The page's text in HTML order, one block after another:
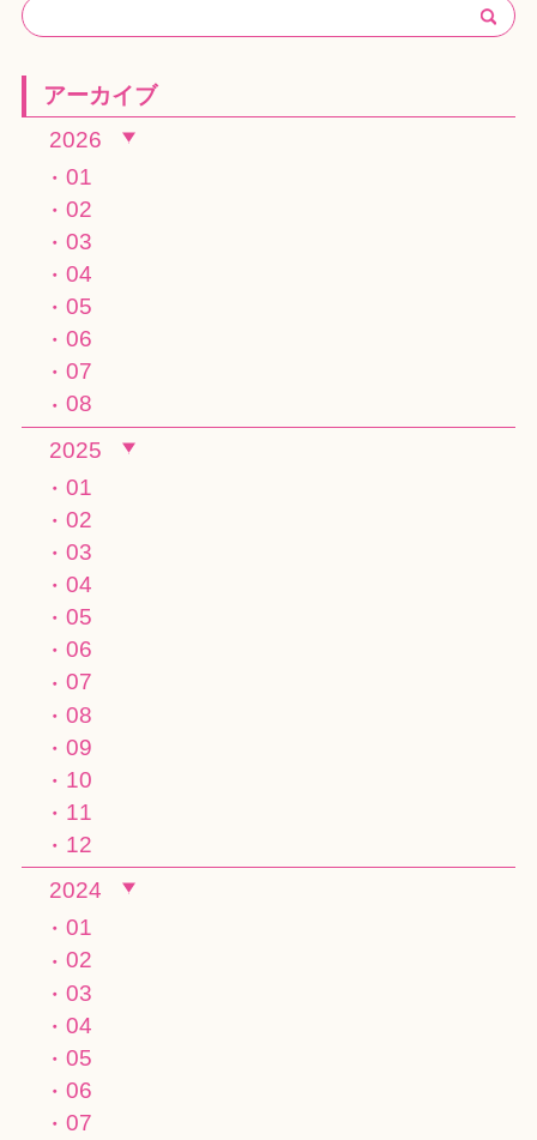
アーカイブ
2026
01
02
03
04
05
06
07
08
2025
01
02
03
04
05
06
07
08
09
10
11
12
2024
01
02
03
04
05
06
07